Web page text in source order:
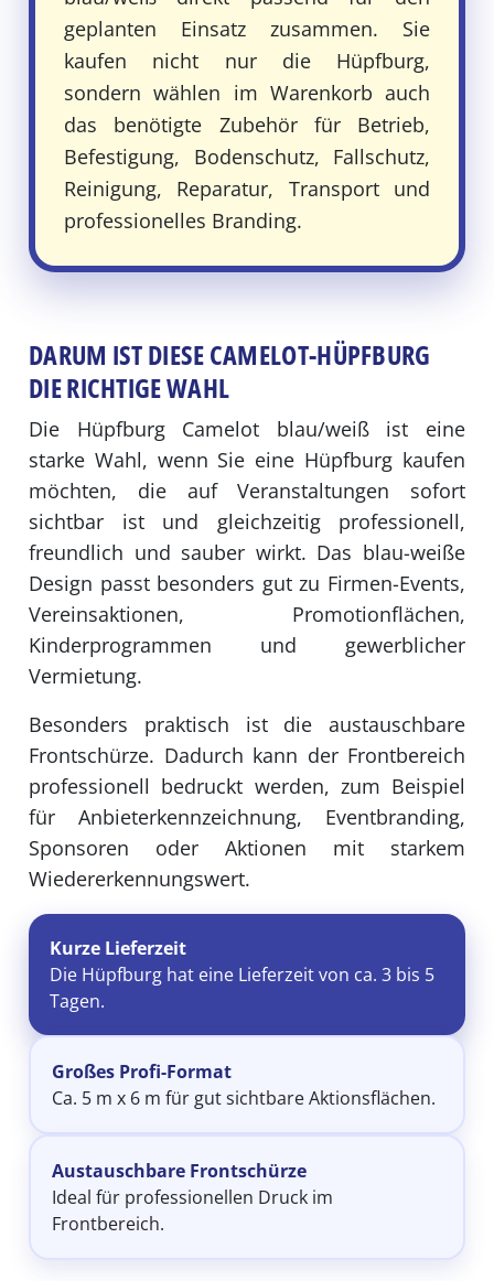
geplanten Einsatz zusammen. Sie
kaufen nicht nur die Hüpfburg,
sondern wählen im Warenkorb auch
das benötigte Zubehör für Betrieb,
Befestigung, Bodenschutz, Fallschutz,
Reinigung, Reparatur, Transport und
professionelles Branding.
DARUM IST DIESE CAMELOT-HÜPFBURG
DIE RICHTIGE WAHL
Die Hüpfburg Camelot blau/weiß ist eine
starke Wahl, wenn Sie eine Hüpfburg kaufen
möchten, die auf Veranstaltungen sofort
sichtbar ist und gleichzeitig professionell,
freundlich und sauber wirkt. Das blau-weiße
Design passt besonders gut zu Firmen-Events,
Vereinsaktionen, Promotionflächen,
Kinderprogrammen und gewerblicher
Vermietung.
Besonders praktisch ist die austauschbare
Frontschürze. Dadurch kann der Frontbereich
professionell bedruckt werden, zum Beispiel
für Anbieterkennzeichnung, Eventbranding,
Sponsoren oder Aktionen mit starkem
Wiedererkennungswert.
Kurze Lieferzeit
Die Hüpfburg hat eine Lieferzeit von ca. 3 bis 5
Tagen.
Großes Profi-Format
Ca. 5 m x 6 m für gut sichtbare Aktionsflächen.
Austauschbare Frontschürze
Ideal für professionellen Druck im
Frontbereich.